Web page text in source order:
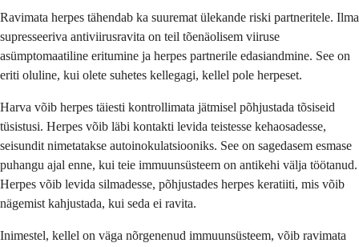
Ravimata herpes tähendab ka suuremat ülekande riski partneritele. Ilma
supresseeriva antiviirusravita on teil tõenäolisem viiruse
asümptomaatiline eritumine ja herpes partnerile edasiandmine. See on
eriti oluline, kui olete suhetes kellegagi, kellel pole herpeset.
Harva võib herpes täiesti kontrollimata jätmisel põhjustada tõsiseid
tüsistusi. Herpes võib läbi kontakti levida teistesse kehaosadesse,
seisundit nimetatakse autoinokulatsiooniks. See on sagedasem esmase
puhangu ajal enne, kui teie immuunsüsteem on antikehi välja töötanud.
Herpes võib levida silmadesse, põhjustades herpes keratiiti, mis võib
nägemist kahjustada, kui seda ei ravita.
Inimestel, kellel on väga nõrgenenud immuunsüsteem, võib ravimata